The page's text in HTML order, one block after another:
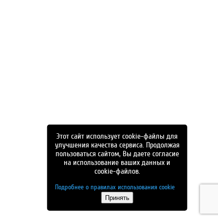
Этот сайт использует cookie-файлы для
улучшения качества сервиса. Продолжая
пользоваться сайтом, Вы даете согласие
на использование ваших данных и
cookie-файлов.
Подробнее о правилах использования cookie
Принять